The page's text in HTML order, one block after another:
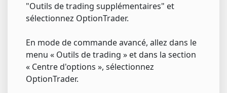
"Outils de trading supplémentaires" et
sélectionnez OptionTrader.
En mode de commande avancé, allez dans le
menu « Outils de trading » et dans la section
« Centre d'options », sélectionnez
OptionTrader.